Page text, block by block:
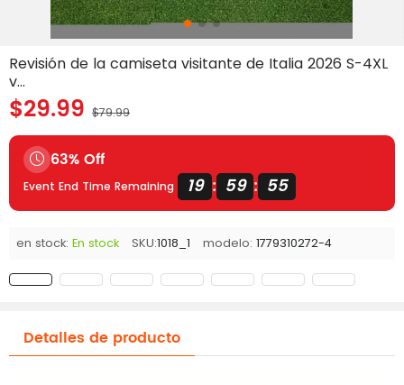
Revisión de la camiseta visitante de Italia 2026 S-4XL
v...
$29.99 $79.99
63% Off
Event End Time Remaining 19 : 59 : 54
en stock: En stock SKU:1018_1 modelo: 1779310272-4
Detalles de producto